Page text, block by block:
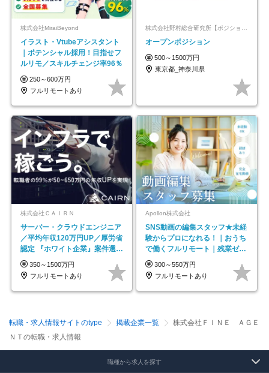
株式会社MiraiBeyond
イラスト・Vtubeアシスタント
｜ポテンシャル採用！目指せフ
ルリモ／スキルチェンジ率96％
250～600万円
フルリモートあり
株式会社野村総合研究所【ポジションマッチ登録】
オープンポジション
500～1500万円
東京都_神奈川県
株式会社ＣＡＩＲＮ
サーバー・クラウドエンジニア
／平均年収120万円UP／厚労省
認定 『ホワイト企業』案件選択
制度／年休129日
350～1500万円
フルリモートあり
Apollon株式会社
SNS動画の編集スタッフ★未経
験からプロになれる！｜おうち
で働くフルリモート｜残業ゼロ
で18時退勤◎
300～550万円
フルリモートあり
転職・求人情報サイトのtype 掲載企業一覧
株式会社ＦＩＮＥ ＡＧＥ
ＮＴの転職・求人情報
職種から求人を探す